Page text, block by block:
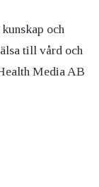
och
till vård och
Media AB